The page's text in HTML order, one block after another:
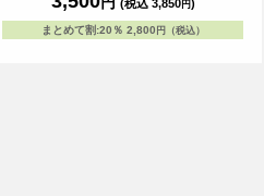
(税込 3,850円)
まとめて割:20％ 2,800 円（税込）